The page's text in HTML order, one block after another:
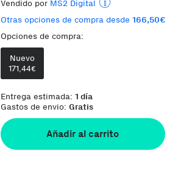
Vendido por MS2 Digital
Envía desde:España
Te damos la
Otras opciones de compra desde 166,50€
Opciones de compra:
Nuevo
171,44€
Entrega estimada: 1 día
Gastos de envio: Gratis
Añadir al carrito